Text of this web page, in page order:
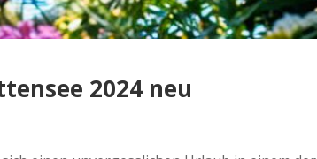
2024 neu